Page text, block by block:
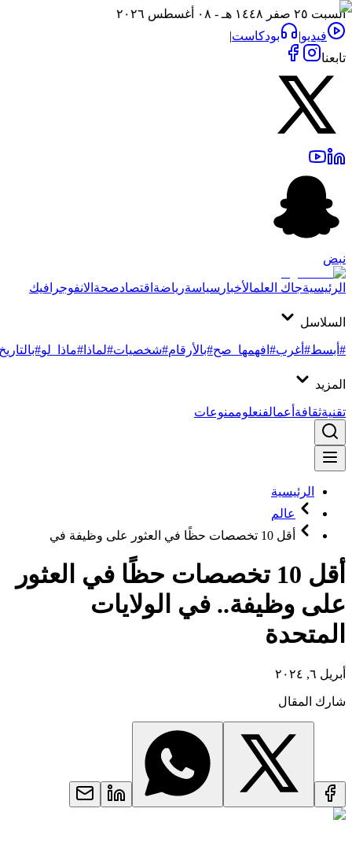
السبت ٢٥ صفر ١٤٤٨ هـ - ٠٨ أغسطس ٢٠٢٦
فيديو| بودكاست|
تابعنا
نبض
الرئيسيةجاك العلمالأخبار سياسةرياضةاقتصادصحةالانفوجرافيك
السلاسل
#أبسط#أغرب#افهمها_صح#بالأرقام#شخصيات#لماذا #ماذا_لو#بالتاريخ
المزيد
تقنيةثقافةأعمالفنعلوممنوعات
الرئيسية
عالم
أقل 10 تخصصات حظًا في العثور على وظيفة في
أقل 10 تخصصات حظًا في العثور
على وظيفة.. في الولايات
المتحدة
أبريل ٦, ٢٠٢٤
شارك المقال